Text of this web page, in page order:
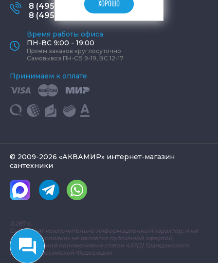
8 (495) 795-77-65
8 (495) 797-11-67
Время работы офиса
ПН-ВС 9:00 - 19:00
Прием заказов круглосуточно
Самовывоз ПН-СБ 9-19, ВС 12-17
Принимаем к оплате
© 2009-2026 «АКВАМИР» интернет-магазин
сантехники
0.287 с.
Сайт носит исключительно информационный характер, и ни
при каких условиях не является публичной офертой,
определяемой положениями статьи 437(2) Гражданского
кодекса Российской Федерации.
ХОРОШО